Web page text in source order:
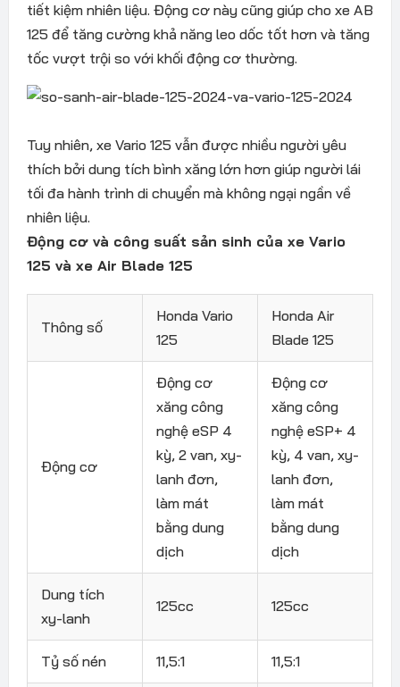
tiết kiệm nhiên liệu. Động cơ này cũng giúp cho xe AB
125 để tăng cường khả năng leo dốc tốt hơn và tăng
tốc vượt trội so với khối động cơ thường.
Tuy nhiên, xe Vario 125 vẫn được nhiều người yêu
thích bởi dung tích bình xăng lớn hơn giúp người lái
tối đa hành trình di chuyển mà không ngại ngần về
nhiên liệu.
Động cơ và công suất sản sinh của xe Vario
125 và xe Air Blade 125
Thông số
Honda Vario
125
Honda Air
Blade 125
Động cơ
Động cơ
xăng công
nghệ eSP 4
kỳ, 2 van, xy-
lanh đơn,
làm mát
bằng dung
dịch
Động cơ
xăng công
nghệ eSP+ 4
kỳ, 4 van, xy-
lanh đơn,
làm mát
bằng dung
dịch
Dung tích
xy-lanh
125cc 125cc
Tỷ số nén 11,5:1 11,5:1